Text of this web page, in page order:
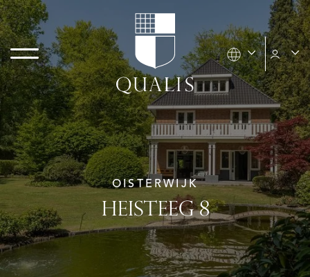
OISTERWIJK
HEISTEEG 8